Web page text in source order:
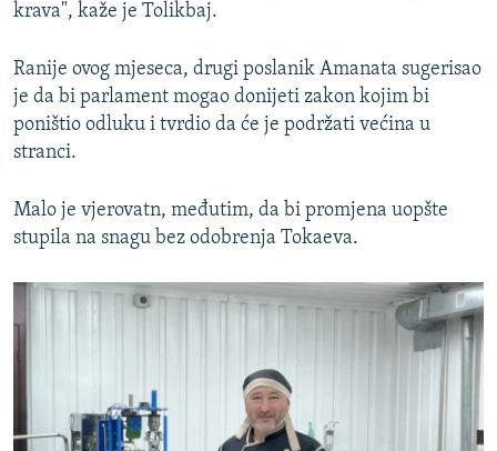
krava", kaže je Tolikbaj.
Ranije ovog mjeseca, drugi poslanik Amanata sugerisao
je da bi parlament mogao donijeti zakon kojim bi
poništio odluku i tvrdio da će je podržati većina u
stranci.
Malo je vjerovatn, međutim, da bi promjena uopšte
stupila na snagu bez odobrenja Tokaeva.